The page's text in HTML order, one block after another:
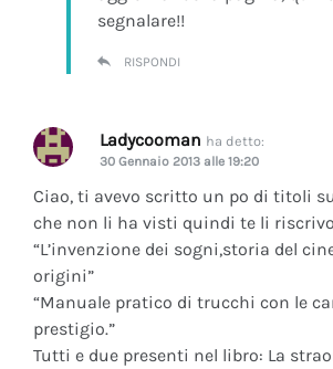
segnalare!!
RISPONDI
Ladycooman ha detto:
30 Gennaio 2013 alle 19:20
Ciao, ti avevo scritto un po di titoli
che non li ha visti quindi te li
“L’invenzione dei sogni,storia del
origini”
“Manuale pratico di trucchi con le
prestigio.”
Tutti e due presenti nel libro: La